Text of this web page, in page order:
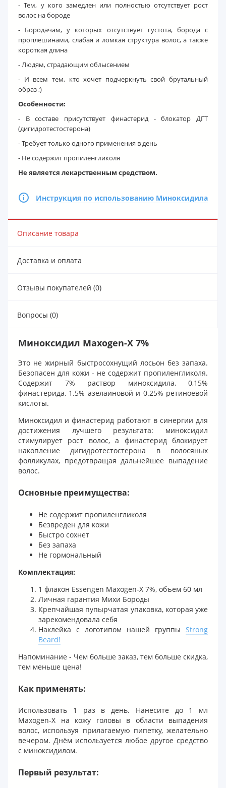
- Тем, у кого замедлен или полностью отсутствует рост
волос на бороде
- Бородачам, у которых отсутствует густота, борода с
проплешинами, слабая и ломкая структура волос, а также
короткая длина
- Людям, страдающим облысением
- И всем тем, кто хочет подчеркнуть свой брутальный
образ ;)
Особенности:
- В составе присутствует финастерид - блокатор ДГТ
(дигидротестостерона)
- Требует только одного применения в день
- Не содержит пропиленгликоля
Не является лекарственным средством.
Инструкция по использованию Миноксидила
Описание товара
Доставка и оплата
Отзывы покупателей (0)
Вопросы (0)
Миноксидил Maxogen-X 7%
Это не жирный быстросохнущий лосьон без запаха.
Безопасен для кожи - не содержит пропиленгликоля.
Содержит 7% раствор миноксидила, 0,15%
финастерида, 1.5% азелаиновой и 0.25% ретиноевой
кислоты.
Миноксидил и финастерид работают в синергии для
достижения лучшего результата: миноксидил
стимулирует рост волос, а финастерид блокирует
накопление дигидротестостерона в волосяных
фолликулах, предотвращая дальнейшее выпадение
волос.
Основные преимущества:
Не содержит пропиленгликоля
Безвреден для кожи
Быстро сохнет
Без запаха
Не гормональный
Комплектация:
1 флакон Essengen Maxogen-X 7%, объем 60 мл
Личная гарантия Михи Бороды
Крепчайшая пупырчатая упаковка, которая уже
зарекомендовала себя
Наклейка с логотипом нашей группы Strong
Beard!
Напоминание - Чем больше заказ, тем больше скидка,
тем меньше цена!
Как применять:
Использовать 1 раз в день. Нанесите до 1 мл
Maxogen-X на кожу головы в области выпадения
волос, используя прилагаемую пипетку, желательно
вечером. Днём используется любое другое средство
с миноксидилом.
Первый результат: